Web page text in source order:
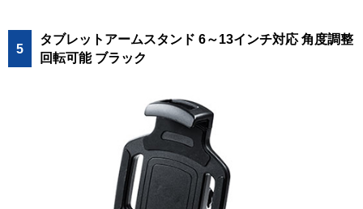
5
タブレットアームスタンド 6～13インチ対応 角度調整
回転可能 ブラック